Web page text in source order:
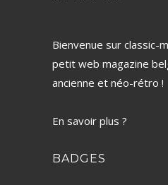
Bienvenue sur classic-
petit web magazine
ancienne et néo-rétro !
En savoir plus ?
BADGES